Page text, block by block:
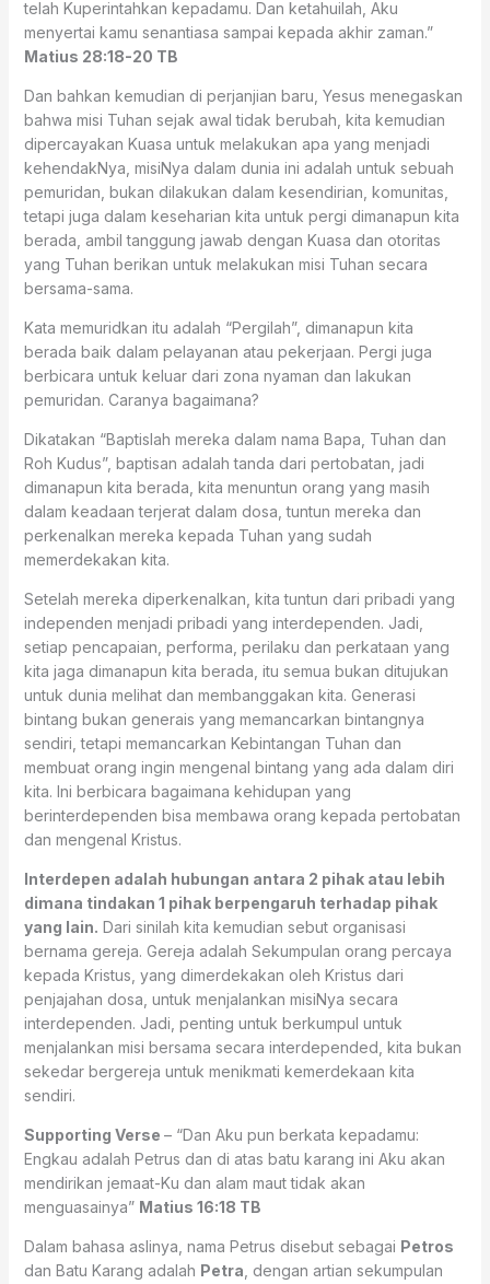
telah Kuperintahkan kepadamu. Dan ketahuilah, Aku
menyertai kamu senantiasa sampai kepada akhir zaman.”
Matius 28:18-20 TB
Dan bahkan kemudian di perjanjian baru, Yesus menegaskan
bahwa misi Tuhan sejak awal tidak berubah, kita kemudian
dipercayakan Kuasa untuk melakukan apa yang menjadi
kehendakNya, misiNya dalam dunia ini adalah untuk sebuah
pemuridan, bukan dilakukan dalam kesendirian, komunitas,
tetapi juga dalam keseharian kita untuk pergi dimanapun kita
berada, ambil tanggung jawab dengan Kuasa dan otoritas
yang Tuhan berikan untuk melakukan misi Tuhan secara
bersama-sama.
Kata memuridkan itu adalah “Pergilah”, dimanapun kita
berada baik dalam pelayanan atau pekerjaan. Pergi juga
berbicara untuk keluar dari zona nyaman dan lakukan
pemuridan. Caranya bagaimana?
Dikatakan “Baptislah mereka dalam nama Bapa, Tuhan dan
Roh Kudus”, baptisan adalah tanda dari pertobatan, jadi
dimanapun kita berada, kita menuntun orang yang masih
dalam keadaan terjerat dalam dosa, tuntun mereka dan
perkenalkan mereka kepada Tuhan yang sudah
memerdekakan kita.
Setelah mereka diperkenalkan, kita tuntun dari pribadi yang
independen menjadi pribadi yang interdependen. Jadi,
setiap pencapaian, performa, perilaku dan perkataan yang
kita jaga dimanapun kita berada, itu semua bukan ditujukan
untuk dunia melihat dan membanggakan kita. Generasi
bintang bukan generais yang memancarkan bintangnya
sendiri, tetapi memancarkan Kebintangan Tuhan dan
membuat orang ingin mengenal bintang yang ada dalam diri
kita. Ini berbicara bagaimana kehidupan yang
berinterdependen bisa membawa orang kepada pertobatan
dan mengenal Kristus.
Interdepen adalah hubungan antara 2 pihak atau lebih
dimana tindakan 1 pihak berpengaruh terhadap pihak
yang lain. Dari sinilah kita kemudian sebut organisasi
bernama gereja. Gereja adalah Sekumpulan orang percaya
kepada Kristus, yang dimerdekakan oleh Kristus dari
penjajahan dosa, untuk menjalankan misiNya secara
interdependen. Jadi, penting untuk berkumpul untuk
menjalankan misi bersama secara interdepended, kita bukan
sekedar bergereja untuk menikmati kemerdekaan kita
sendiri.
Supporting Verse – “Dan Aku pun berkata kepadamu:
Engkau adalah Petrus dan di atas batu karang ini Aku akan
mendirikan jemaat-Ku dan alam maut tidak akan
menguasainya” Matius 16:18 TB
Dalam bahasa aslinya, nama Petrus disebut sebagai Petros
dan Batu Karang adalah Petra , dengan artian sekumpulan